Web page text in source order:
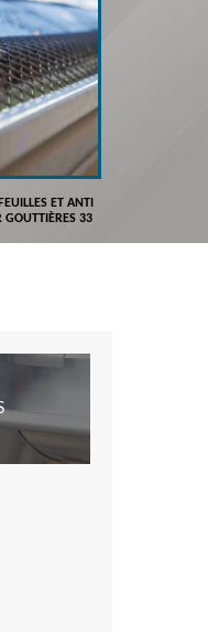
ET ANTI
GOUTTIÈRES 33